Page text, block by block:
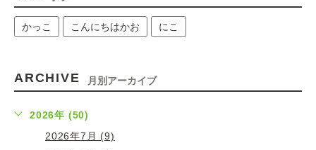
かっこ こんにちはかお にこ
ARCHIVE 月別アーカイブ
2026年 (50)
2026年7月 (9)